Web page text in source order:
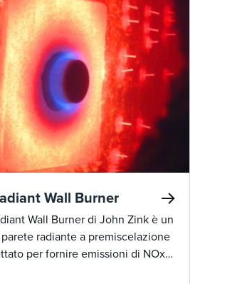
Wall Burner
Wall Burner di John Zink è un
radiante a premiscelazione
per fornire emissioni di NOx